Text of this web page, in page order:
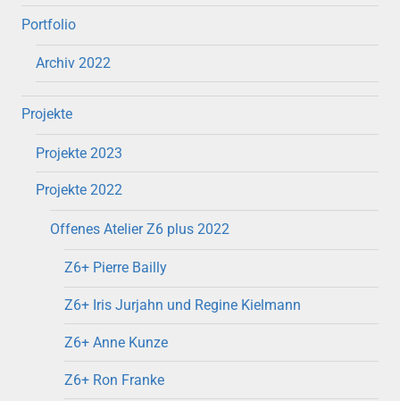
Portfolio
Archiv 2022
Projekte
Projekte 2023
Projekte 2022
Offenes Atelier Z6 plus 2022
Z6+ Pierre Bailly
Z6+ Iris Jurjahn und Regine Kielmann
Z6+ Anne Kunze
Z6+ Ron Franke